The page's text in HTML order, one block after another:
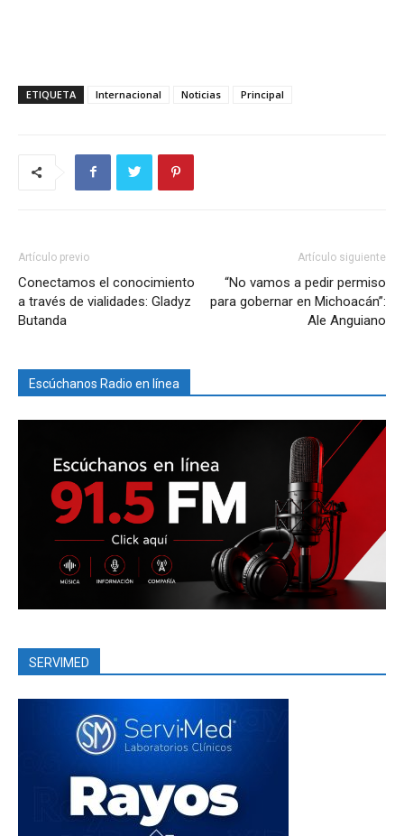
ETIQUETA Internacional Noticias Principal
Artículo previo
Conectamos el conocimiento
a través de vialidades: Gladyz
Butanda
Artículo siguiente
“No vamos a pedir permiso
para gobernar en Michoacán”:
Ale Anguiano
Escúchanos Radio en línea
SERVIMED